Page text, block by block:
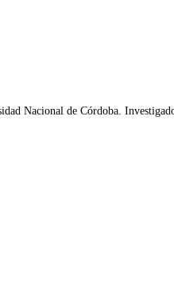
Nacional de Córdoba.